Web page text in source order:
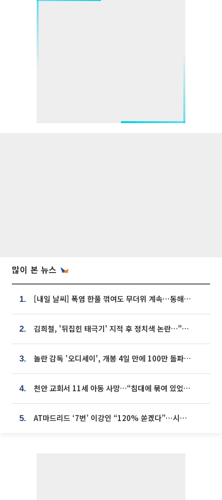
많이 본 뉴스
1. [내일 날씨] 폭염 한풀 꺾여도 무더위 계속⋯동해안 이틀 연속 비
2. 김희철, '뒤집힌 태극기' 지적 후 정치색 논란…"좌우 떠나 우리나라 국기"
3. 놀란 감독 '오디세이', 개봉 4일 만에 100만 돌파⋯'왕사남' 보다 빠르다
4. 천안 교회서 11세 아동 사망…“침대에 묶여 있었다” 진술 확보
5. AT마드리드 ‘7번’ 이강인 “120% 쏟겠다”⋯시메오네 감독 “필요한 선수”